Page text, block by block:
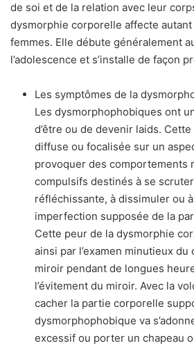
de soi et de la relation avec leur
dysmorphie corporelle affecte
femmes. Elle débute généralement
l’adolescence et s’installe de façon
Les symptômes de la
Les dysmorphophobiques ont
d’être ou de devenir laids.
diffuse ou focalisée sur un
provoquer des comportements
compulsifs destinés à se
réfléchissante, à dissimuler ou
imperfection supposée de la
Cette peur de la dysmorphie
ainsi par l’examen minutieux du
miroir pendant de longues
l’évitement du miroir. Avec la
cacher la partie corporelle
dysmorphophobique va
excessif ou porter un chapeau